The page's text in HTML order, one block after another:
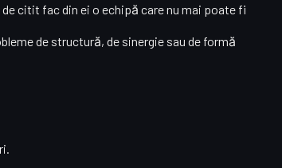
citit fac din ei o echipă care nu mai poate fi
de structură, de sinergie sau de formă